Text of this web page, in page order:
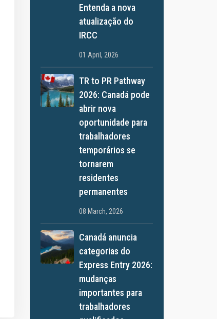
Entenda a nova
atualização do
IRCC
01 April, 2026
TR to PR Pathway
2026: Canadá pode
abrir nova
oportunidade para
trabalhadores
temporários se
tornarem
residentes
permanentes
08 March, 2026
Canadá anuncia
categorias do
Express Entry 2026:
mudanças
importantes para
trabalhadores